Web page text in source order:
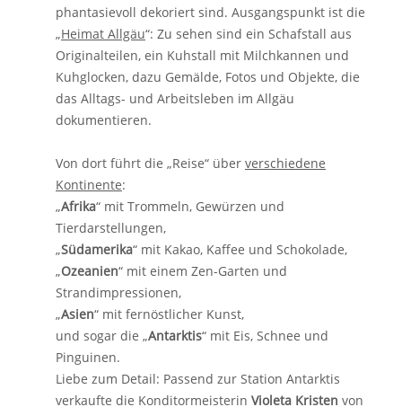
phantasievoll dekoriert sind. Ausgangspunkt ist die
„Heimat Allgäu“: Zu sehen sind ein Schafstall aus
Originalteilen, ein Kuhstall mit Milchkannen und
Kuhglocken, dazu Gemälde, Fotos und Objekte, die
das Alltags- und Arbeitsleben im Allgäu
dokumentieren.
Von dort führt die „Reise“ über verschiedene
Kontinente:
„Afrika“ mit Trommeln, Gewürzen und
Tierdarstellungen,
„Südamerika“ mit Kakao, Kaffee und Schokolade,
„Ozeanien“ mit einem Zen-Garten und
Strandimpressionen,
„Asien“ mit fernöstlicher Kunst,
und sogar die „Antarktis“ mit Eis, Schnee und
Pinguinen.
Liebe zum Detail: Passend zur Station Antarktis
verkaufte die Konditormeisterin Violeta Kristen von